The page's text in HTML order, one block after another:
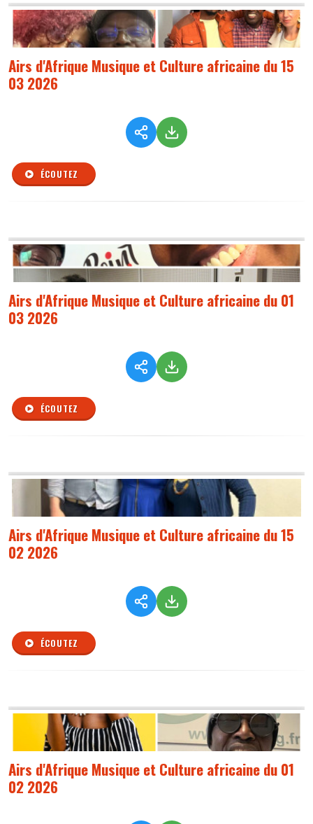
Airs d'Afrique Musique et Culture africaine du 15
03 2026
ÉCOUTEZ
Airs d'Afrique Musique et Culture africaine du 01
03 2026
ÉCOUTEZ
Airs d'Afrique Musique et Culture africaine du 15
02 2026
ÉCOUTEZ
Airs d'Afrique Musique et Culture africaine du 01
02 2026